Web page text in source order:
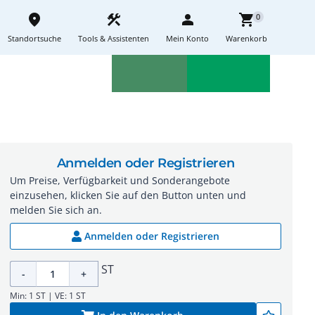
place
Standortsuche
construction
Tools & Assistenten
person
Mein Konto
shopping_cart0
Warenkorb
Anmelden oder Registrieren
Um Preise, Verfügbarkeit und Sonderangebote
einzusehen, klicken Sie auf den Button unten und
melden Sie sich an.
Anmelden oder Registrieren
- + ST
Min: 1 ST | VE: 1 ST